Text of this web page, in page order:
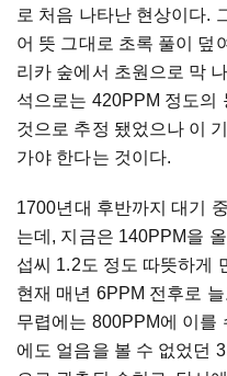
로 처음 나타난 현상이다.
어 뜻 그대로 초록 풀이 덮
리카 숲에서 초원으로 막
석으로는 420PPM 정도의
것으로 추정 됐었으나 이
가야 한다는 것이다.
1700년대 후반까지 대기
는데, 지금은 140PPM을
섭씨 1.2도 정도 따뜻하게
현재 매년 6PPM 전후로
무렵에는 800PPM에 이를
에도 얼음을 볼 수 없었던